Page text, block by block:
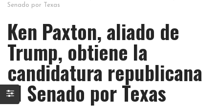
Senado por Texas​
Ken Paxton, aliado de
Trump, obtiene la
candidatura republicana
al Senado por Texas​